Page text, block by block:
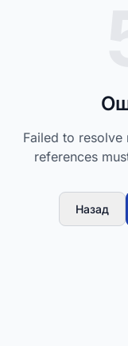
Failed to
references
Назад